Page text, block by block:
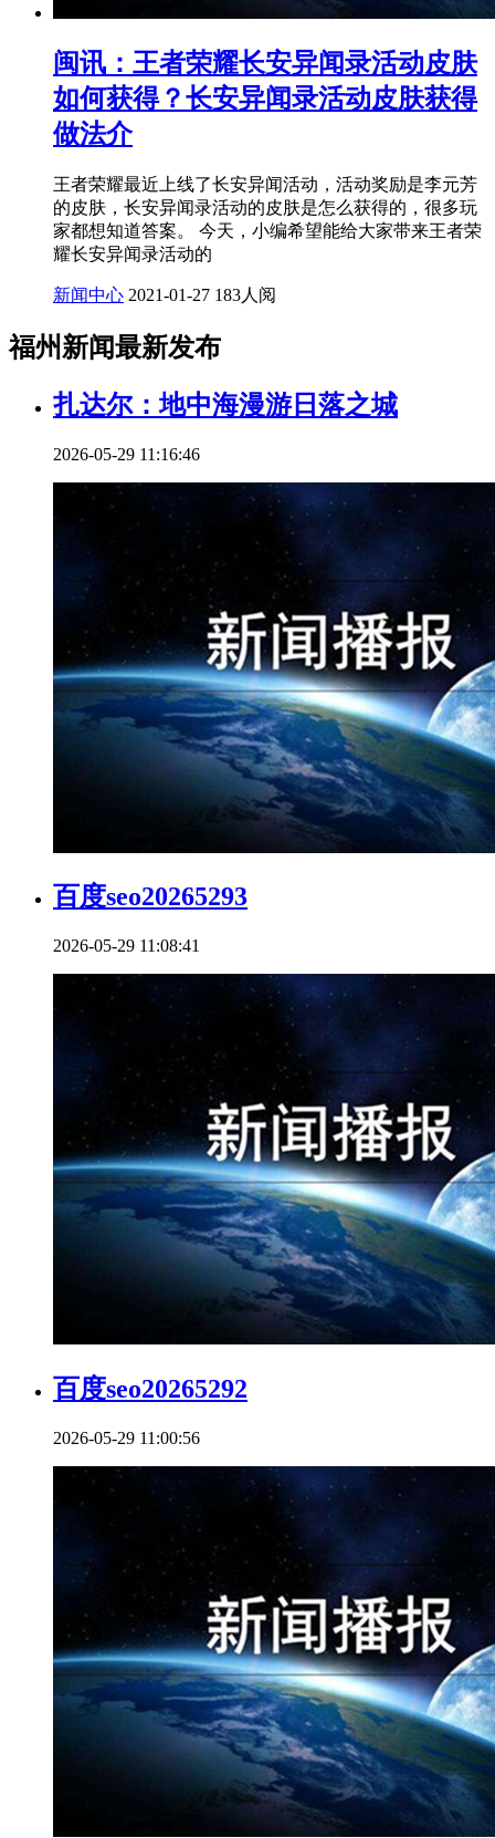
闽讯：王者荣耀长安异闻录活动皮肤
如何获得？长安异闻录活动皮肤获得
做法介
王者荣耀最近上线了长安异闻活动，活动奖励是李元芳
的皮肤，长安异闻录活动的皮肤是怎么获得的，很多玩
家都想知道答案。 今天，小编希望能给大家带来王者荣
耀长安异闻录活动的
新闻中心 2021-01-27 183人阅
福州新闻最新发布
扎达尔：地中海漫游日落之城
2026-05-29 11:16:46
百度seo20265293
2026-05-29 11:08:41
百度seo20265292
2026-05-29 11:00:56